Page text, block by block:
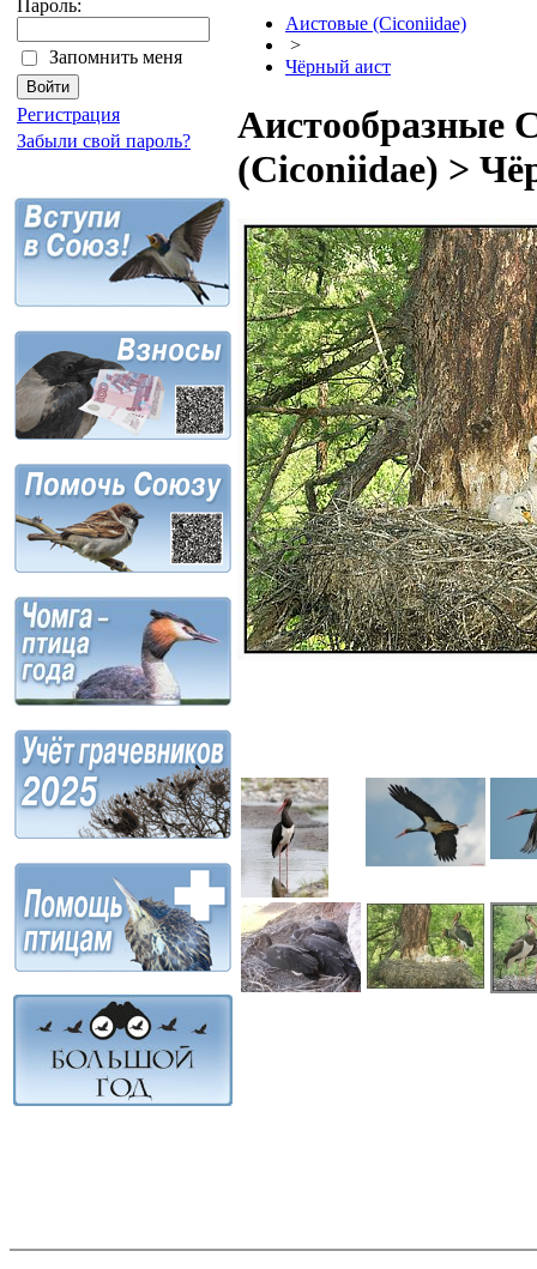
Пароль:
Запомнить меня
Регистрация
Забыли свой пароль?
Аистовые (Ciconiidae)
>
Чёрный аист
Аистообразные
(Ciconiidae) >